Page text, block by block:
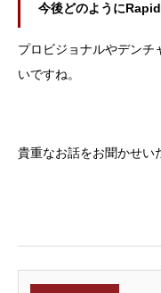
今後どのように
プロビジョナルやデンチ
いですね。
貴重なお話をお聞かせい